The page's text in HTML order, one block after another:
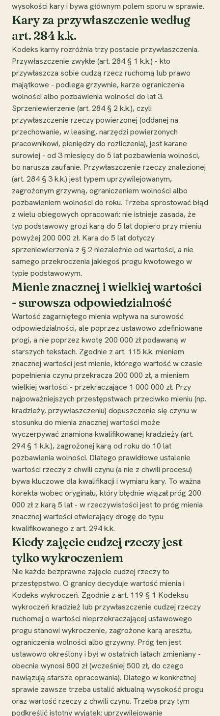
wysokości kary i bywa głównym polem sporu w sprawie.
Kary za przywłaszczenie według
art. 284 k.k.
Kodeks karny rozróżnia trzy postacie przywłaszczenia.
Przywłaszczenie zwykłe (art. 284 § 1 k.k.) - kto
przywłaszcza sobie cudzą rzecz ruchomą lub prawo
majątkowe - podlega grzywnie, karze ograniczenia
wolności albo pozbawienia wolności do lat 3.
Sprzeniewierzenie (art. 284 § 2 k.k.), czyli
przywłaszczenie rzeczy powierzonej (oddanej na
przechowanie, w leasing, narzędzi powierzonych
pracownikowi, pieniędzy do rozliczenia), jest karane
surowiej - od 3 miesięcy do 5 lat pozbawienia wolności,
bo narusza zaufanie. Przywłaszczenie rzeczy znalezionej
(art. 284 § 3 k.k.) jest typem uprzywilejowanym,
zagrożonym grzywną, ograniczeniem wolności albo
pozbawieniem wolności do roku. Trzeba sprostować błąd
z wielu obiegowych opracowań: nie istnieje zasada, że
typ podstawowy grozi karą do 5 lat dopiero przy mieniu
powyżej 200 000 zł. Kara do 5 lat dotyczy
sprzeniewierzenia z § 2 niezależnie od wartości, a nie
samego przekroczenia jakiegoś progu kwotowego w
typie podstawowym.
Mienie znacznej i wielkiej wartości
- surowsza odpowiedzialność
Wartość zagarniętego mienia wpływa na surowość
odpowiedzialności, ale poprzez ustawowo zdefiniowane
progi, a nie poprzez kwotę 200 000 zł podawaną w
starszych tekstach. Zgodnie z art. 115 k.k. mieniem
znacznej wartości jest mienie, którego wartość w czasie
popełnienia czynu przekracza 200 000 zł, a mieniem
wielkiej wartości - przekraczające 1 000 000 zł. Przy
najpoważniejszych przestępstwach przeciwko mieniu (np.
kradzieży, przywłaszczeniu) dopuszczenie się czynu w
stosunku do mienia znacznej wartości może
wyczerpywać znamiona kwalifikowanej kradzieży (art.
294 § 1 k.k.), zagrożonej karą od roku do 10 lat
pozbawienia wolności. Dlatego prawidłowe ustalenie
wartości rzeczy z chwili czynu (a nie z chwili procesu)
bywa kluczowe dla kwalifikacji i wymiaru kary. To ważna
korekta wobec oryginału, który błędnie wiązał próg 200
000 zł z karą 5 lat - w rzeczywistości jest to próg mienia
znacznej wartości otwierający drogę do typu
kwalifikowanego z art. 294 k.k.
Kiedy zajęcie cudzej rzeczy jest
tylko wykroczeniem
Nie każde bezprawne zajęcie cudzej rzeczy to
przestępstwo. O granicy decyduje wartość mienia i
Kodeks wykroczeń. Zgodnie z art. 119 § 1 Kodeksu
wykroczeń kradzież lub przywłaszczenie cudzej rzeczy
ruchomej o wartości nieprzekraczającej ustawowego
progu stanowi wykroczenie, zagrożone karą aresztu,
ograniczenia wolności albo grzywny. Próg ten jest
ustawowo określony i był w ostatnich latach zmieniany -
obecnie wynosi 800 zł (wcześniej 500 zł, do czego
nawiązują starsze opracowania). Dlatego w konkretnej
sprawie zawsze trzeba ustalić aktualną wysokość progu
oraz wartość rzeczy z chwili czynu. Trzeba przy tym
podkreślić istotny wyjątek: uprzywilejowanie